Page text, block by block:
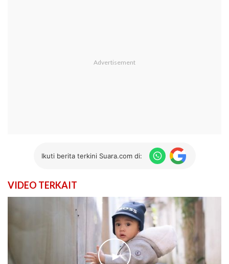
Ikuti berita terkini Suara.com di:
VIDEO TERKAIT
►